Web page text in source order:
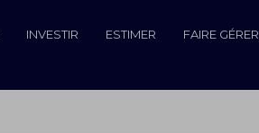
INVESTIR ESTIMER FAIRE GÉRER